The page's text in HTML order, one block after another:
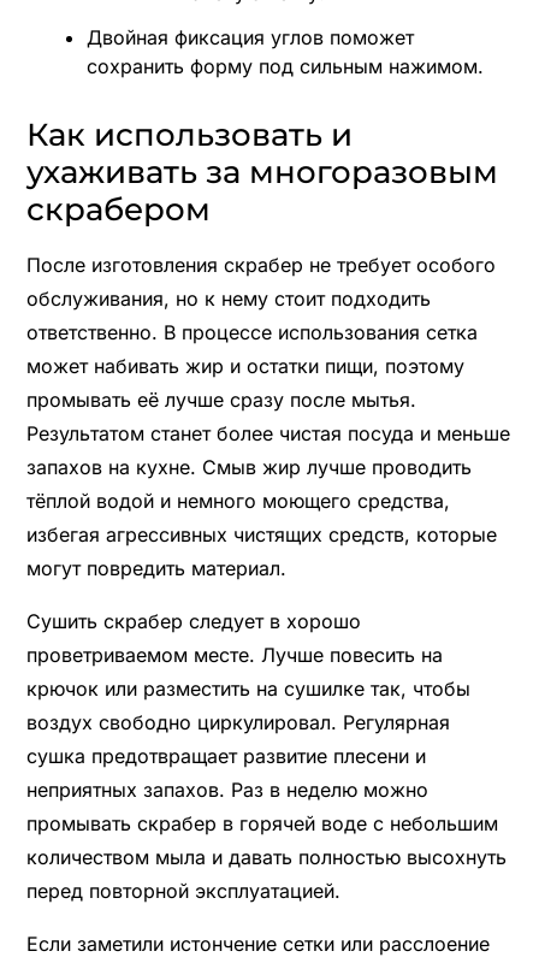
Двойная фиксация углов поможет
сохранить форму под сильным нажимом.
Как использовать и
ухаживать за многоразовым
скрабером
После изготовления скрабер не требует особого
обслуживания, но к нему стоит подходить
ответственно. В процессе использования сетка
может набивать жир и остатки пищи, поэтому
промывать её лучше сразу после мытья.
Результатом станет более чистая посуда и меньше
запахов на кухне. Смыв жир лучше проводить
тёплой водой и немного моющего средства,
избегая агрессивных чистящих средств, которые
могут повредить материал.
Сушить скрабер следует в хорошо
проветриваемом месте. Лучше повесить на
крючок или разместить на сушилке так, чтобы
воздух свободно циркулировал. Регулярная
сушка предотвращает развитие плесени и
неприятных запахов. Раз в неделю можно
промывать скрабер в горячей воде с небольшим
количеством мыла и давать полностью высохнуть
перед повторной эксплуатацией.
Если заметили истончение сетки или расслоение